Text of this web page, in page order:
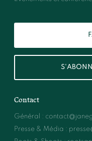
Contact
Général :
Presse & Média :